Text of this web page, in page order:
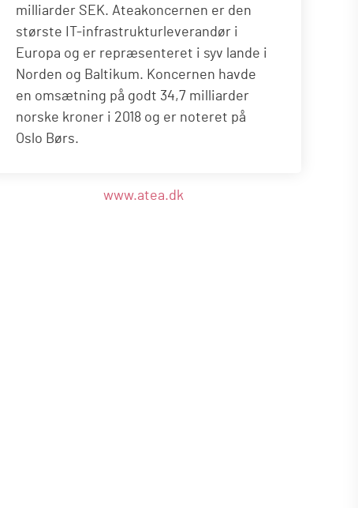
milliarder SEK. Ateakoncernen er den
største IT-infrastrukturleverandør i
Europa og er repræsenteret i syv lande i
Norden og Baltikum. Koncernen havde
en omsætning på godt 34,7 milliarder
norske kroner i 2018 og er noteret på
Oslo Børs.
www.atea.dk